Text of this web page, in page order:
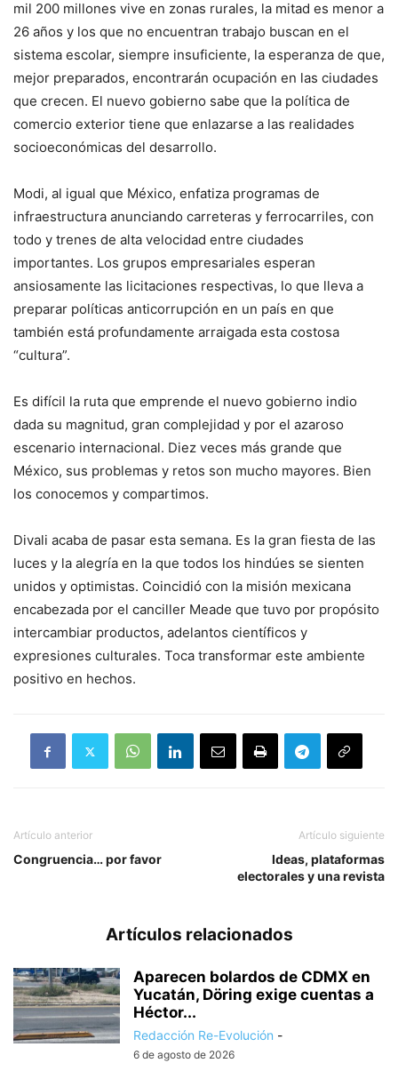
mil 200 millones vive en zonas rurales, la mitad es menor a
26 años y los que no encuentran trabajo buscan en el
sistema escolar, siempre insuficiente, la esperanza de que,
mejor preparados, encontrarán ocupación en las ciudades
que crecen. El nuevo gobierno sabe que la política de
comercio exterior tiene que enlazarse a las realidades
socioeconómicas del desarrollo.
Modi, al igual que México, enfatiza programas de
infraestructura anunciando carreteras y ferrocarriles, con
todo y trenes de alta velocidad entre ciudades
importantes. Los grupos empresariales esperan
ansiosamente las licitaciones respectivas, lo que lleva a
preparar políticas anticorrupción en un país en que
también está profundamente arraigada esta costosa
“cultura”.
Es difícil la ruta que emprende el nuevo gobierno indio
dada su magnitud, gran complejidad y por el azaroso
escenario internacional. Diez veces más grande que
México, sus problemas y retos son mucho mayores. Bien
los conocemos y compartimos.
Divali acaba de pasar esta semana. Es la gran fiesta de las
luces y la alegría en la que todos los hindúes se sienten
unidos y optimistas. Coincidió con la misión mexicana
encabezada por el canciller Meade que tuvo por propósito
intercambiar productos, adelantos científicos y
expresiones culturales. Toca transformar este ambiente
positivo en hechos.
Artículo anterior
Congruencia… por favor
Artículo siguiente
Ideas, plataformas
electorales y una revista
Artículos relacionados
Aparecen bolardos de CDMX en
Yucatán, Döring exige cuentas a
Héctor...
Redacción Re-Evolución -
6 de agosto de 2026